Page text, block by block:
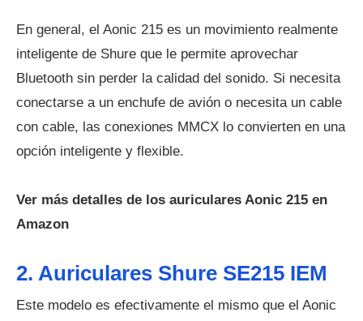
En general, el Aonic 215 es un movimiento realmente
inteligente de Shure que le permite aprovechar
Bluetooth sin perder la calidad del sonido. Si necesita
conectarse a un enchufe de avión o necesita un cable
con cable, las conexiones MMCX lo convierten en una
opción inteligente y flexible.
Ver más detalles de los auriculares Aonic 215 en
Amazon
2. Auriculares Shure SE215 IEM
Este modelo es efectivamente el mismo que el Aonic